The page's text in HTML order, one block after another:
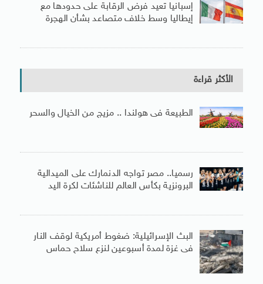
إسبانيا تعيد فرض الرقابة على حدودها مع
إيطاليا وسط خلاف متصاعد بشأن الهجرة
الأكثر قراءة
الطبيعة فى هولندا .. مزيج من الخيال والسحر
رسميا.. مصر تواجه الدنمارك على الميدالية
البرونزية بكأس العالم للناشئات لكرة اليد
البث الإسرائيلية: ضغوط أمريكية لوقف النار
فى غزة لمدة أسبوعين لنزع سلاح حماس